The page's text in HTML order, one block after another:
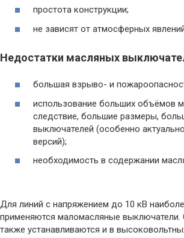
простота конструкции;
не зависят от атмосферных
Недостатки масляных
большая взрыво- и
использование больших объёмов
следствие, большие размеры,
выключателей (особенно
версий);
необходимость в содержании
Для линий с напряжением до 10 кВ
применяются маломасляные выключатели.
также устанавливаются и в